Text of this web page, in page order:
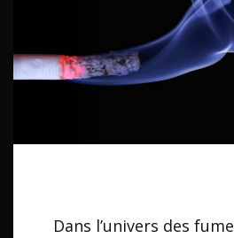
Dans l’univers des